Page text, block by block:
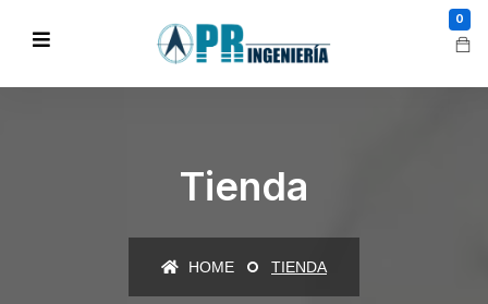
0
Tienda
HOME TIENDA